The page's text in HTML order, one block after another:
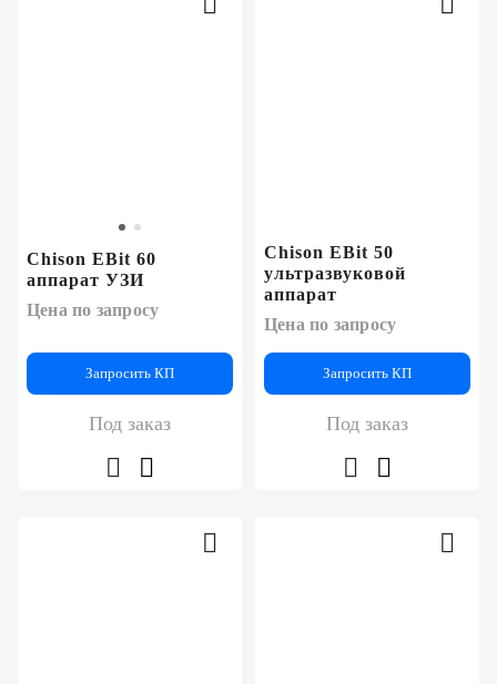
Chison EBit 60
аппарат УЗИ
Цена по запросу
Запросить КП
Под заказ
Chison EBit 50
ультразвуковой
аппарат
Цена по запросу
Запросить КП
Под заказ